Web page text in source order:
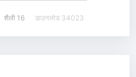
शैली 16 डाउनलोड 34023